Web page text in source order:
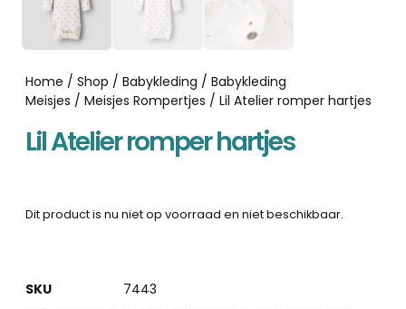
Home / Shop / Babykleding / Babykleding
Meisjes / Meisjes Rompertjes / Lil Atelier romper hartjes
Lil Atelier romper hartjes
Dit product is nu niet op voorraad en niet beschikbaar.
SKU
7443